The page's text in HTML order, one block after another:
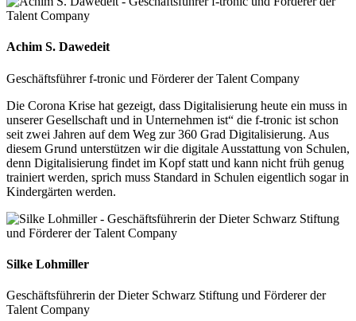
Achim S. Dawedeit
Geschäftsführer f-tronic und Förderer der Talent Company
Die Corona Krise hat gezeigt, dass Digitalisierung heute ein muss in
unserer Gesellschaft und in Unternehmen ist“ die f-tronic ist schon
seit zwei Jahren auf dem Weg zur 360 Grad Digitalisierung. Aus
diesem Grund unterstützen wir die digitale Ausstattung von Schulen,
denn Digitalisierung findet im Kopf statt und kann nicht früh genug
trainiert werden, sprich muss Standard in Schulen eigentlich sogar in
Kindergärten werden.
Silke Lohmiller
Geschäftsführerin der Dieter Schwarz Stiftung und Förderer der
Talent Company